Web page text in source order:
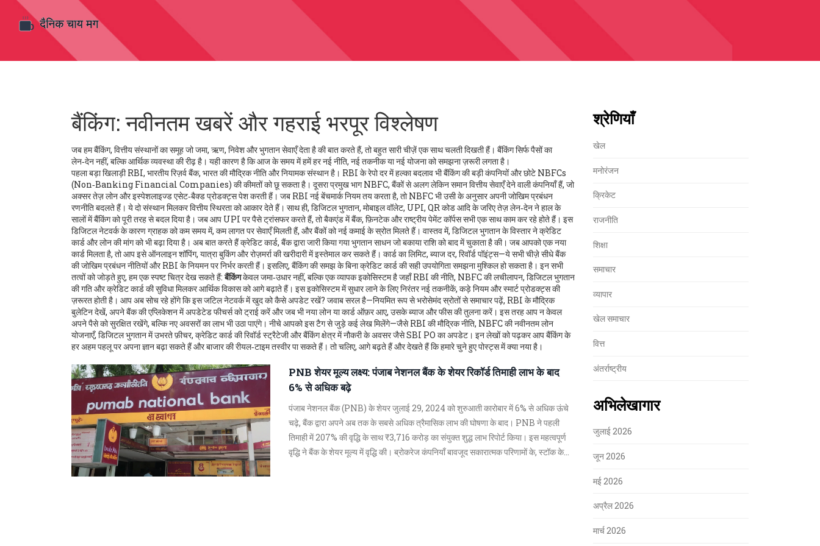
बैंकिंग: नवीनतम खबरें और गहराई भरपूर विश्लेषण
जब हमबैंकिंग, वित्तीय संस्थानों का समूह जो जमा, ऋण, निवेश और भुगतान सेवाएँ देता हैकी बात करते हैं, तो बहुत सारी चीज़ें एक साथ चलती दिखती हैं। बैंकिंग सिर्फ पैसों का
लेन‑देन नहीं, बल्कि आर्थिक व्यवस्था की रीढ़ है। यही कारण है कि आज के समय में हमें हर नई नीति, नई तकनीक या नई योजना को समझना ज़रूरी लगता है।
पहला बड़ा खिलाड़ीRBI, भारतीय रिज़र्व बैंक, भारत की मौद्रिक नीति और नियामक संस्थानहै। RBI के रेपो दर में हल्का बदलाव भी बैंकिंग की बड़ी कंपनियों और छोटे NBFCs
(Non‑Banking Financial Companies) की कीमतों को छू सकता है। दूसरा प्रमुख भागNBFC, बैंकों से अलग लेकिन समान वित्तीय सेवाएँ देने वाली कंपनियाँहैं, जो
अक्सर तेज़ लोन और इस्पेशलाइज्ड एसेट‑बैक्ड प्रोडक्ट्स पेश करती हैं। जब RBI नई बेंचमार्क नियम तय करता है, तो NBFC भी उसी के अनुसार अपनी जोखिम प्रबंधन
रणनीति बदलते हैं। ये दो संस्थान मिलकर वित्तीय स्थिरता को आकार देते हैं। साथ ही, डिजिटल भुगतान, मोबाइल वॉलेट, UPI, QR कोड आदि के जरिए तेज़ लेन‑देनने हाल के
सालों में बैंकिंग को पूरी तरह से बदल दिया है। जब आप UPI पर पैसे ट्रांसफर करते हैं, तो बैकएंड में बैंक, फ़िनटेक और राष्ट्रीय पेमेंट कॉर्पस सभी एक साथ काम कर रहे होते हैं। इस
डिजिटल नेटवर्क के कारण ग्राहक को कम समय में, कम लागत पर सेवाएँ मिलती हैं, और बैंकों को नई कमाई के स्रोत मिलते हैं। वास्तव में, डिजिटल भुगतान के विस्तार ने क्रेडिट
कार्ड और लोन की मांग को भी बढ़ा दिया है। अब बात करते हैंक्रेडिट कार्ड, बैंक द्वारा जारी किया गया भुगतान साधन जो बकाया राशि को बाद में चुकाता हैकी। जब आपको एक नया
कार्ड मिलता है, तो आप इसे ऑनलाइन शॉपिंग, यात्रा बुकिंग और रोज़मर्रा की खरीदारी में इस्तेमाल कर सकते हैं। कार्ड का लिमिट, ब्याज दर, रिवॉर्ड पॉइंट्स—ये सभी चीज़े सीधे बैंक
की जोखिम प्रबंधन नीतियों और RBI के नियमन पर निर्भर करती हैं। इसलिए, बैंकिंग की समझ के बिना क्रेडिट कार्ड की सही उपयोगिता समझना मुश्किल हो सकता है। इन सभी
तत्वों को जोड़ते हुए, हम एक स्पष्ट चित्र देख सकते हैं:बैंकिंगकेवल जमा‑उधार नहीं, बल्कि एक व्यापक इकोसिस्टम है जहाँ RBI की नीति, NBFC की लचीलापन, डिजिटल भुगतान
की गति और क्रेडिट कार्ड की सुविधा मिलकर आर्थिक विकास को आगे बढ़ाते हैं। इस इकोसिस्टम में सुधार लाने के लिए निरंतर नई तकनीकें, कड़े नियम और स्मार्ट प्रोडक्ट्स की
ज़रूरत होती है। आप अब सोच रहे होंगे कि इस जटिल नेटवर्क में खुद को कैसे अपडेट रखें? जवाब सरल है—नियमित रूप से भरोसेमंद स्रोतों से समाचार पढ़ें, RBI के मौद्रिक
बुलेटिन देखें, अपने बैंक की एप्लिकेशन में अपडेटेड फीचर्स को ट्राई करें और जब भी नया लोन या कार्ड ऑफ़र आए, उसके ब्याज और फीस की तुलना करें। इस तरह आप न केवल
अपने पैसे को सुरक्षित रखेंगे, बल्कि नए अवसरों का लाभ भी उठा पाएंगे। नीचे आपको इस टैग से जुड़े कई लेख मिलेंगे—जैसे RBI की मौद्रिक नीति, NBFC की नवीनतम लोन
योजनाएँ, डिजिटल भुगतान में उभरते फ़ीचर, क्रेडिट कार्ड की रिवॉर्ड स्ट्रैटेजी और बैंकिंग क्षेत्र में नौकरी के अवसर जैसे SBI PO का अपडेट। इन लेखों को पढ़कर आप बैंकिंग के
हर अहम पहलू पर अपना ज्ञान बढ़ा सकते हैं और बाजार की रीयल‑टाइम तस्वीर पा सकते हैं। तो चलिए, आगे बढ़ते हैं और देखते हैं कि हमारे चुने हुए पोस्ट्स में क्या नया है।
PNB शेयर मूल्य लक्ष्य: पंजाब नेशनल बैंक के शेयर रिकॉर्ड तिमाही लाभ के बाद
6% से अधिक बढ़े
पंजाब नेशनल बैंक (PNB) के शेयर जुलाई 29, 2024 को शुरुआती कारोबार में 6% से अधिक ऊंचे
चढ़े, बैंक द्वारा अपने अब तक के सबसे अधिक त्रैमासिक लाभ की घोषणा के बाद। PNB ने पहली
तिमाही में 207% की वृद्धि के साथ ₹3,716 करोड़ का संयुक्त शुद्ध लाभ रिपोर्ट किया। इस महत्वपूर्ण
वृद्धि ने बैंक के शेयर मूल्य में वृद्धि की। ब्रोकरेज कंपनियाँ बावजूद सकारात्मक परिणामों के, स्टॉक के
श्रेणियाँ
खेल
मनोरंजन
क्रिकेट
राजनीति
शिक्षा
समाचार
व्यापार
खेल समाचार
वित्त
अंतर्राष्ट्रीय
अभिलेखागार
जुलाई 2026
जून 2026
मई 2026
अप्रैल 2026
मार्च 2026